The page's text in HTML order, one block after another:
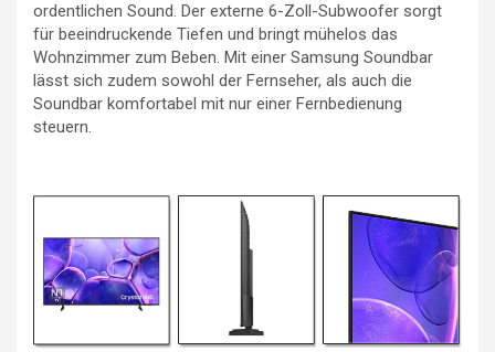
ordentlichen Sound. Der externe 6-Zoll-Subwoofer sorgt
für beeindruckende Tiefen und bringt mühelos das
Wohnzimmer zum Beben. Mit einer Samsung Soundbar
lässt sich zudem sowohl der Fernseher, als auch die
Soundbar komfortabel mit nur einer Fernbedienung
steuern.